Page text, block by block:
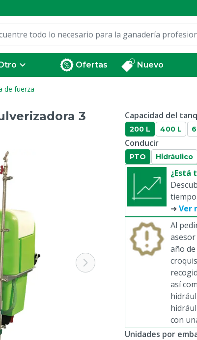
Ofertas Nuevo
de fuerza
3
Capacidad del
200 L 400 L
Conducir
PTO Hidráulico
¿Está
➜ Ver
Al
año
así
con
Unidades por